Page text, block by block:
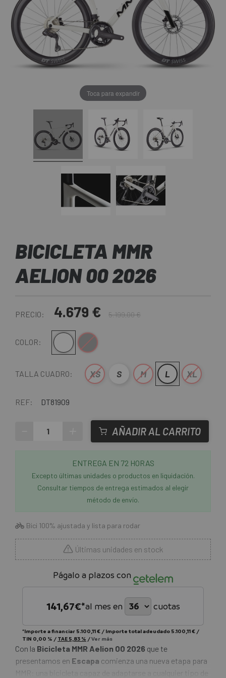
Toca para expandir
BICICLETA MMR
AELION 00 2026
PRECIO: 4.679 € 5.199,00 €
COLOR: Blanco Gris
TALLA CUADRO: XS S M L XL
REF: DT81909
AÑADIR AL CARRITO
ENTREGA EN 72 HORAS
Excepto últimas unidades o productos en liquidación.
Consultar tiempos de entrega estimados al elegir
método de envío.
Bici 100% ajustada y lista para rodar
Últimas unidades en stock
Págalo a plazos con
141,67€*al mes en cuotas
*Importe a financiar 5.100,11 € / Importe total adeudado 5.100,11 € /
TIN 0,00 % / TAE 5,83 % /Ver más
Con la Bicicleta MMR Aelion 00 2026 que te
presentamos en Escapa comienza una nueva etapa para
MMR: una bicicleta capaz de adaptarse a cualquier tipo de